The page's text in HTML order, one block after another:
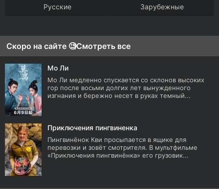
Русские Зарубежные
Скоро на сайте 🧐Смотреть все
Мо Ли
Мо Ли медленно спускается со склонов высоких
гор после восьми долгих лет вынужденного
изгнания и бережно несет в руках темный...
Приключения пингвиненка
Пингвинёнок Кви просыпается в ящике для
перевозки и зовёт смотрителя. В мультфильме
«Приключения пингвинёнка» его грузовик...